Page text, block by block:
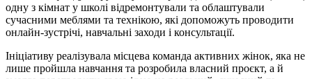
одну з кімнат у школі відремонтували та облаштували
сучасними меблями та технікою, які допоможуть проводити
онлайн-зустрічі, навчальні заходи і консультації.
Ініціативу реалізувала місцева команда активних жінок, яка не
лише пройшла навчання та розробила власний проєкт, а й